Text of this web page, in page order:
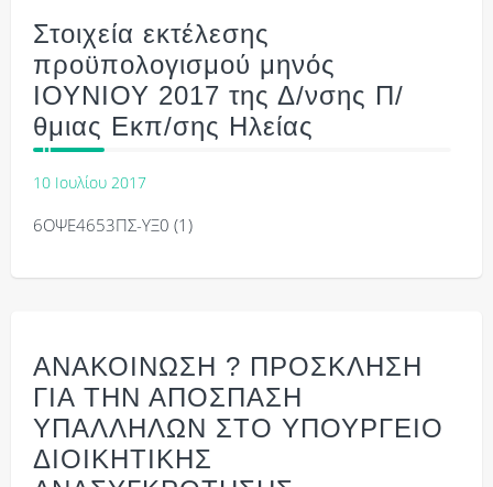
Στοιχεία εκτέλεσης
προϋπολογισμού μηνός
ΙΟΥΝΙΟΥ 2017 της Δ/νσης Π/
θμιας Εκπ/σης Ηλείας
10 Ιουλίου 2017
6ΟΨΕ4653ΠΣ-ΥΞ0 (1)
ΑΝΑΚΟΙΝΩΣΗ ? ΠΡΟΣΚΛΗΣΗ
ΓΙΑ ΤΗΝ ΑΠΟΣΠΑΣΗ
ΥΠΑΛΛΗΛΩΝ ΣΤΟ ΥΠΟΥΡΓΕΙΟ
ΔΙΟΙΚΗΤΙΚΗΣ